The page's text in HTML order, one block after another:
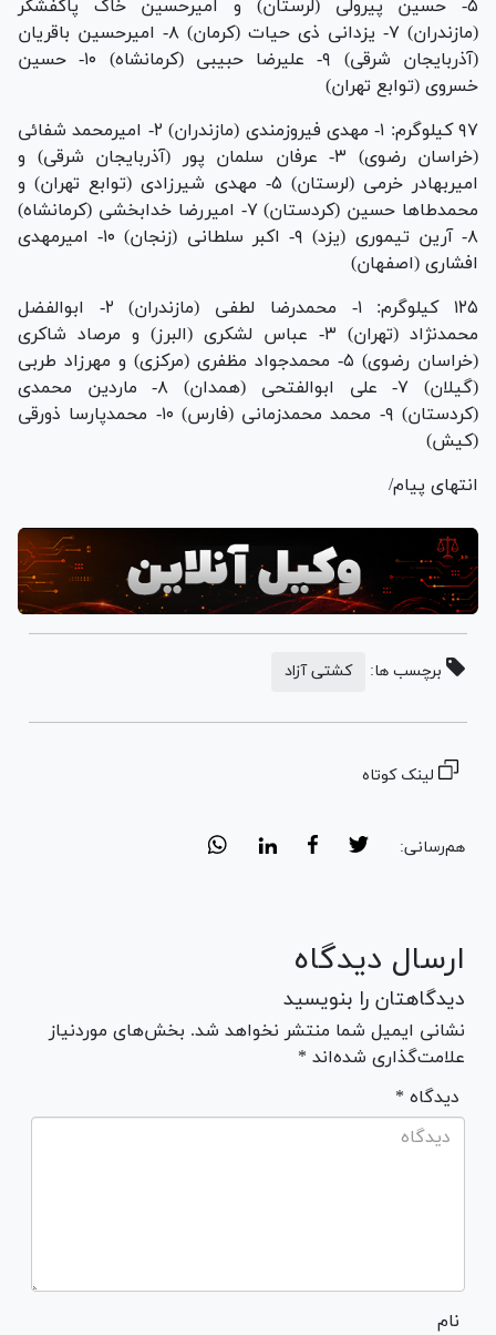
۵- حسین پیرولی (لرستان) و امیرحسین خاک پاکفشگر
(مازندران) ۷- یزدانی ذی حیات (کرمان) ۸- امیرحسین باقریان
(آذربایجان شرقی) ۹- علیرضا حبیبی (کرمانشاه) ۱۰- حسین
خسروی (توابع تهران)
۹۷ کیلوگرم: ۱- مهدی فیروزمندی (مازندران) ۲- امیرمحمد شفائی
(خراسان رضوی) ۳- عرفان سلمان پور (آذربایجان شرقی) و
امیربهادر خرمی (لرستان) ۵- مهدی شیرزادی (توابع تهران) و
محمدطا‌ها حسین (کردستان) ۷- امیررضا خدابخشی (کرمانشاه)
۸- آرین تیموری (یزد) ۹- اکبر سلطانی (زنجان) ۱۰- امیرمهدی
افشاری (اصفهان)
۱۲۵ کیلوگرم: ۱- محمدرضا لطفی (مازندران) ۲- ابوالفضل
محمدنژاد (تهران) ۳- عباس لشکری (البرز) و مرصاد شاکری
(خراسان رضوی) ۵- محمدجواد مظفری (مرکزی) و مهرزاد طربی
(گیلان) ۷- علی ابوالفتحی (همدان) ۸- ماردین محمدی
(کردستان) ۹- محمد محمدزمانی (فارس) ۱۰- محمدپارسا ذورقی
(کیش)
انتهای پیام/
برچسب ها: کشتی آزاد
لینک کوتاه
هم‌رسانی:
ارسال دیدگاه
دیدگاهتان را بنویسید
نشانی ایمیل شما منتشر نخواهد شد. بخش‌های موردنیاز
علامت‌گذاری شده‌اند *
* دیدگاه
نام